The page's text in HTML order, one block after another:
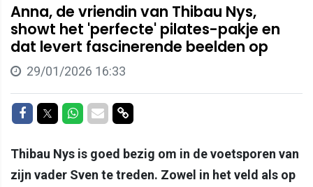
Anna, de vriendin van Thibau Nys,
showt het 'perfecte' pilates-pakje en
dat levert fascinerende beelden op
29/01/2026 16:33
Delen op Facebook
Delen op Twitter
Delen op Whatsapp
Delen via Mail
Delen via link
Thibau Nys is goed bezig om in de voetsporen van
zijn vader Sven te treden. Zowel in het veld als op